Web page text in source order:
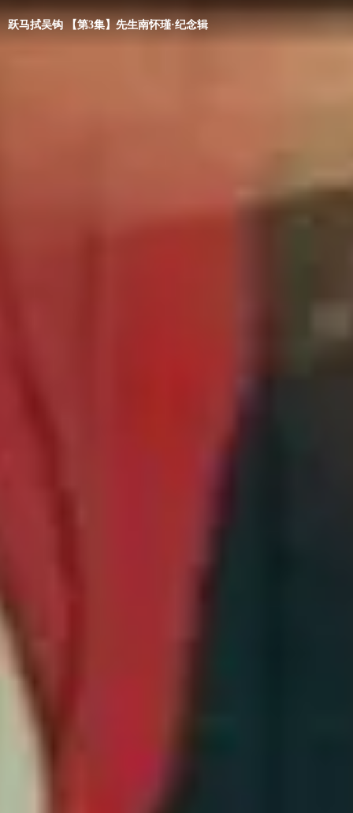
跃马拭吴钩 【第3集】先生南怀瑾·纪念辑